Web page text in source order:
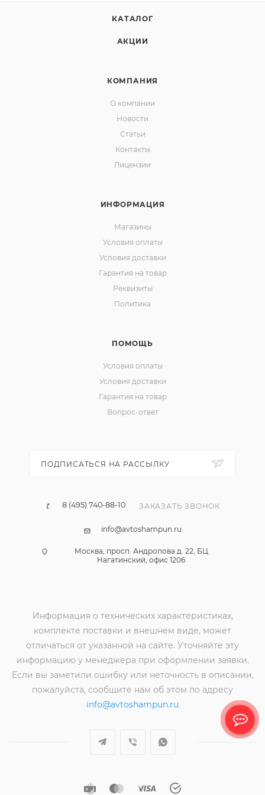
КАТАЛОГ
АКЦИИ
КОМПАНИЯ
О компании
Новости
Статьи
Контакты
Лицензии
ИНФОРМАЦИЯ
Магазины
Условия оплаты
Условия доставки
Гарантия на товар
Реквизиты
Политика
ПОМОЩЬ
Условия оплаты
Условия доставки
Гарантия на товар
Вопрос-ответ
ПОДПИСАТЬСЯ НА РАССЫЛКУ
8 (495) 740-88-10 ЗАКАЗАТЬ ЗВОНОК
info@avtoshampun.ru
Москва, просп. Андропова д. 22, БЦ
Нагатинский, офис 1206
Информация о технических характеристиках,
комплекте поставки и внешнем виде, может
отличаться от указанной на сайте. Уточняйте эту
информацию у менеджера при оформлении заявки.
Если вы заметили ошибку или неточность в описании,
пожалуйста, сообщите нам об этом по адресу
info@avtoshampun.ru